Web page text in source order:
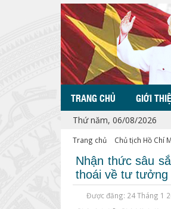
TRANG CHỦ GIỚI
Thứ năm, 06/08/2026
Trang chủ Chủ tịch Hồ Chí
Nhận thức sâu
thoái về tư tưởng
Được đăng: 24 Tháng 1